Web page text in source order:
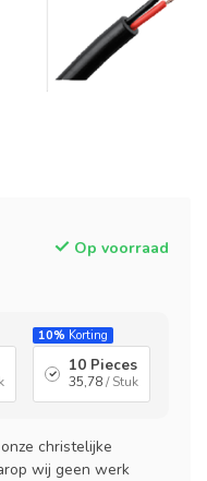
Op voorraad
10% Korting
10 Pieces
35,78/ Stuk
christelijke
wij geen werk